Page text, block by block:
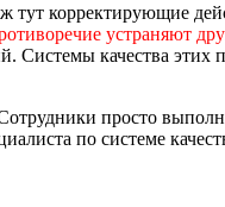
тут корректирующие
устраняют
качества
просто
по системе